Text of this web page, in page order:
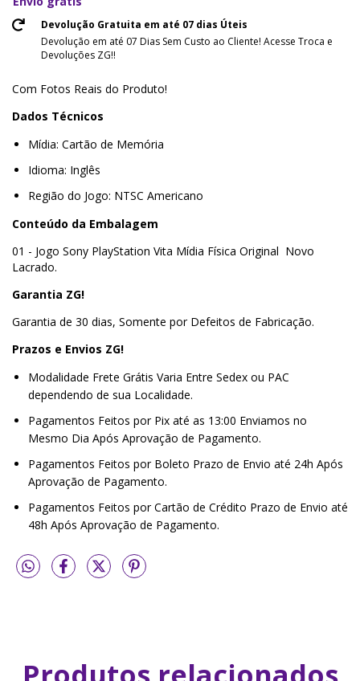
Devolução Gratuita em até 07 dias Úteis
Devolução em até 07 Dias Sem Custo ao Cliente! Acesse Troca e
Devoluções ZG!!
Com Fotos Reais do Produto!
Dados Técnicos
Mídia: Cartão de Memória
Idioma: Inglês
Região do Jogo: NTSC Americano
Conteúdo da Embalagem
01 - Jogo Sony PlayStation Vita Mídia Física Original Novo
Lacrado.
Garantia ZG!
Garantia de 30 dias, Somente por Defeitos de Fabricação.
Prazos e Envios ZG!
Modalidade Frete Grátis Varia Entre Sedex ou PAC
dependendo de sua Localidade.
Pagamentos Feitos por Pix até as 13:00 Enviamos no
Mesmo Dia Após Aprovação de Pagamento.
Pagamentos Feitos por Boleto Prazo de Envio até 24h Após
Aprovação de Pagamento.
Pagamentos Feitos por Cartão de Crédito Prazo de Envio até
48h Após Aprovação de Pagamento.